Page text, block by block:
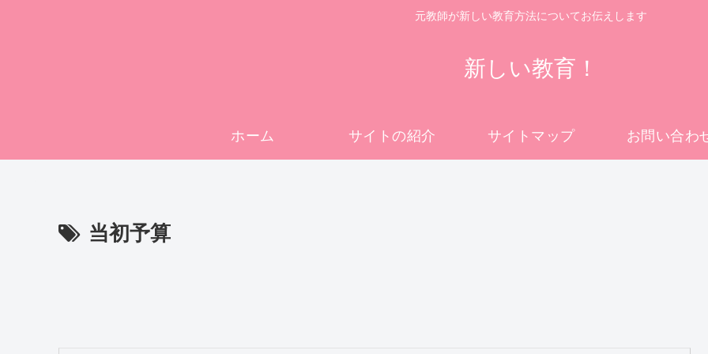
元教師が新しい教育方法についてお伝えします
新しい教育！
ホーム サイトの紹介 サイトマップ お問い合わ
当初予算